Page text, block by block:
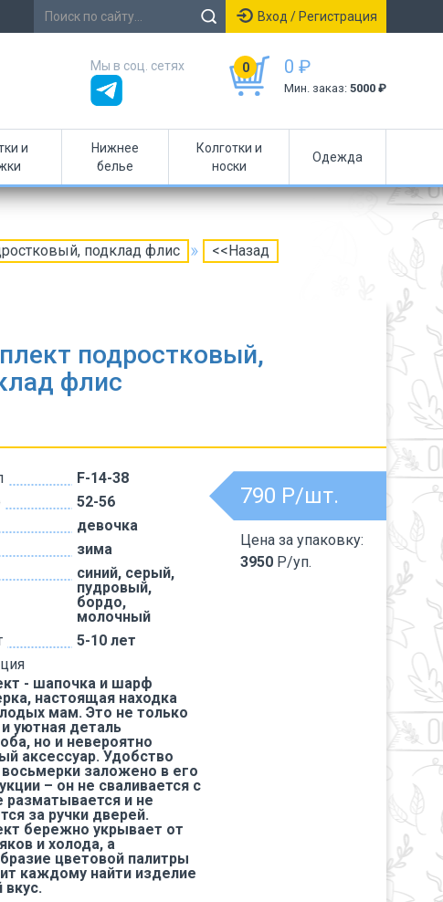
Вход / Регистрация
0 0 ₽
Мин. заказ: 5000 ₽
Мы в соц. сетях
и
Нижнее
белье
Колготки и
носки
Одежда
подклад флис <<Назад
подростковый,
флис
F-14-38
52-56
девочка
зима
синий, серый,
пудровый,
бордо,
молочный
5-10 лет
- шапочка и шарф
настоящая находка
мам. Это не только
уютная деталь
но и невероятно
аксессуар. Удобство
заложено в его
– он не сваливается с
разматывается и не
за ручки дверей.
бережно укрывает от
и холода, а
цветовой палитры
каждому найти изделие
вкус.
790 Р/шт.
Цена за упаковку:
3950 Р/уп.